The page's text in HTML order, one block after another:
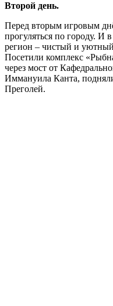
Второй день.
Перед вторым игровым
прогуляться по городу. И
регион – чистый и
Посетили комплекс
через мост от
Иммануила Канта,
Преголей.